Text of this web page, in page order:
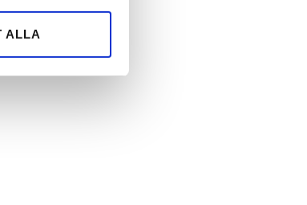
från din enhet
informationen
ALLA